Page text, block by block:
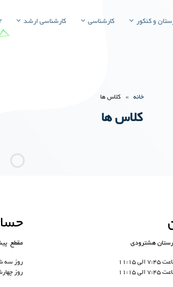
و کنکور کارشناسی کارشناسی ارشد
خانه » کلاس ها
کلاس ها
هشترودی
11:15
11:15
مقطع
روز سه شنبه
روز چهارشنبه